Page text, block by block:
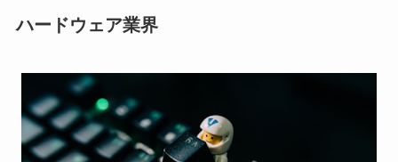
ハードウェア業界